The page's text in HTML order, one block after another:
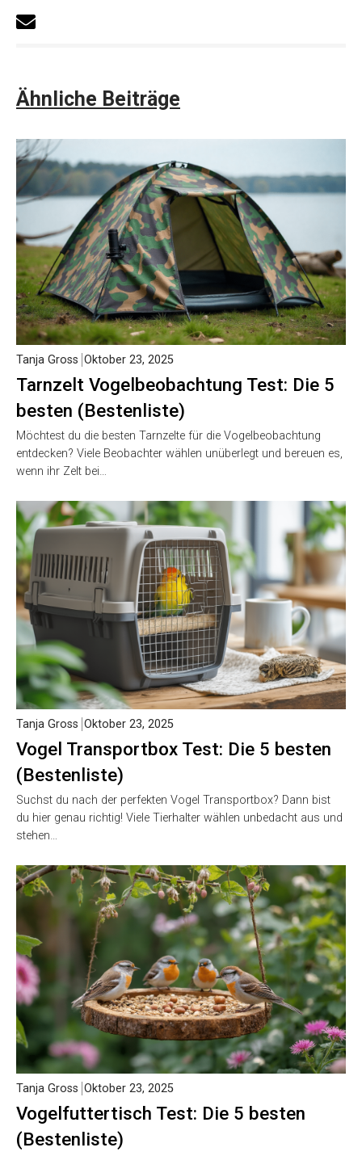
Ähnliche Beiträge
Tarnzelt Vogelbeobachtung Test: Die 5
besten (Bestenliste)
Tanja Gross Oktober 23, 2025
Möchtest du die besten Tarnzelte für die Vogelbeobachtung
entdecken? Viele Beobachter wählen unüberlegt und bereuen es,
wenn ihr Zelt bei…
Vogel Transportbox Test: Die 5 besten
(Bestenliste)
Tanja Gross Oktober 23, 2025
Suchst du nach der perfekten Vogel Transportbox? Dann bist
du hier genau richtig! Viele Tierhalter wählen unbedacht aus und
stehen…
Vogelfuttertisch Test: Die 5 besten
(Bestenliste)
Tanja Gross Oktober 23, 2025